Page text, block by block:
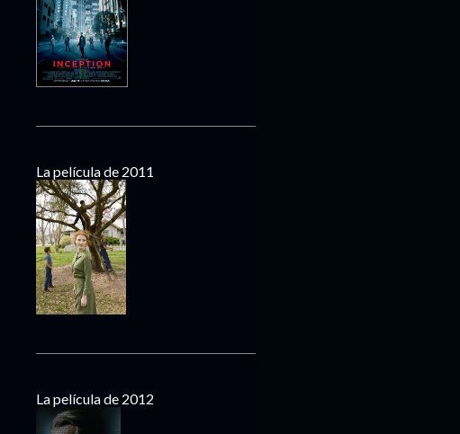
La película de 2011
La película de 2012